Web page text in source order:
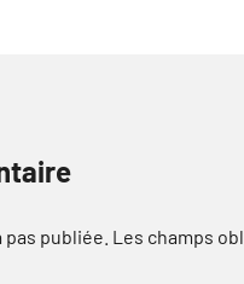
publiée. Les champs